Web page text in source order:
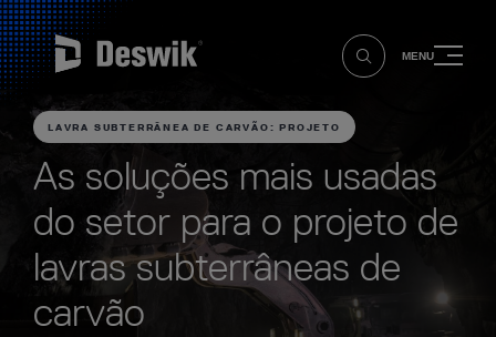
MENU
LAVRA SUBTERRÂNEA DE CARVÃO: PROJETO
As soluções mais usadas
do setor para o projeto de
lavras subterrâneas de
carvão